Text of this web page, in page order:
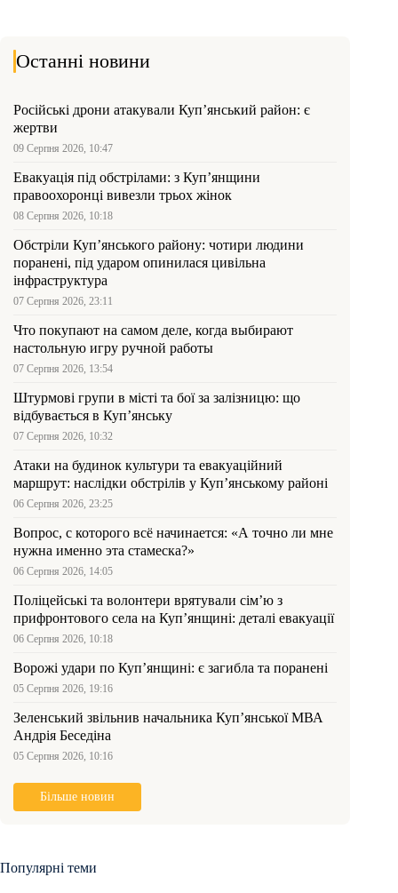
Останні новини
Російські дрони атакували Куп’янський район: є
жертви
09 Серпня 2026, 10:47
Евакуація під обстрілами: з Куп’янщини
правоохоронці вивезли трьох жінок
08 Серпня 2026, 10:18
Обстріли Куп’янського району: чотири людини
поранені, під ударом опинилася цивільна
інфраструктура
07 Серпня 2026, 23:11
Что покупают на самом деле, когда выбирают
настольную игру ручной работы
07 Серпня 2026, 13:54
Штурмові групи в місті та бої за залізницю: що
відбувається в Куп’янську
07 Серпня 2026, 10:32
Атаки на будинок культури та евакуаційний
маршрут: наслідки обстрілів у Куп’янському районі
06 Серпня 2026, 23:25
Вопрос, с которого всё начинается: «А точно ли мне
нужна именно эта стамеска?»
06 Серпня 2026, 14:05
Поліцейські та волонтери врятували сім’ю з
прифронтового села на Куп’янщині: деталі евакуації
06 Серпня 2026, 10:18
Ворожі удари по Куп’янщині: є загибла та поранені
05 Серпня 2026, 19:16
Зеленський звільнив начальника Купʼянської МВА
Андрія Беседіна
05 Серпня 2026, 10:16
Більше новин
Популярні теми